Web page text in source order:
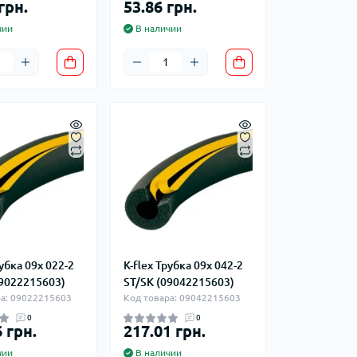
Курвіметри
устройства
53.86 грн.
В наличии
09x 022-2
09022215603
0
грн.
K-flex Трубка 09x 042-2
ST/SK (09042215603)
Код товара: 09042215603
0
217.01 грн.
В наличии